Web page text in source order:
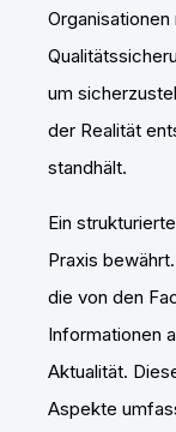
um
der Realität
standhält.
Ein
Praxis
die von den
Informationen
Aktualität.
Aspekte